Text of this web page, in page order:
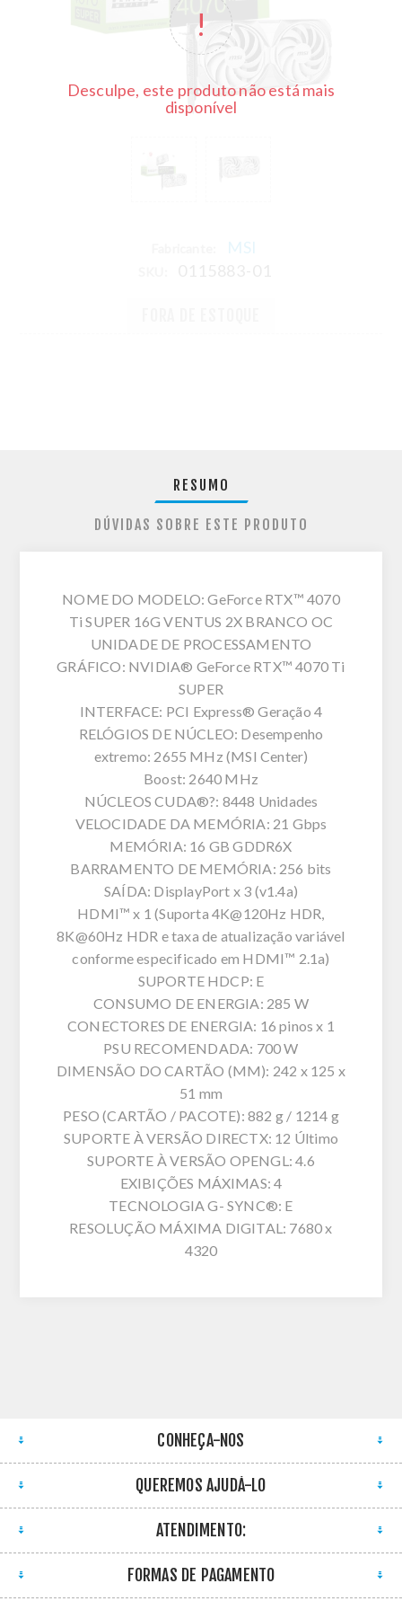
Desculpe, este produto não está mais
disponível
MSI
RESUMO
DÚVIDAS SOBRE ESTE PRODUTO
NOME DO MODELO: GeForce RTX™ 4070
Ti SUPER 16G VENTUS 2X BRANCO OC
UNIDADE DE PROCESSAMENTO
GRÁFICO: NVIDIA® GeForce RTX™ 4070 Ti
SUPER
INTERFACE: PCI Express® Geração 4
RELÓGIOS DE NÚCLEO: Desempenho
extremo: 2655 MHz (MSI Center)
Boost: 2640 MHz
NÚCLEOS CUDA®?: 8448 Unidades
VELOCIDADE DA MEMÓRIA: 21 Gbps
MEMÓRIA: 16 GB GDDR6X
BARRAMENTO DE MEMÓRIA: 256 bits
SAÍDA: DisplayPort x 3 (v1.4a)
HDMI™ x 1 (Suporta 4K@120Hz HDR,
8K@60Hz HDR e taxa de atualização variável
conforme especificado em HDMI™ 2.1a)
SUPORTE HDCP: E
CONSUMO DE ENERGIA: 285 W
CONECTORES DE ENERGIA: 16 pinos x 1
PSU RECOMENDADA: 700 W
DIMENSÃO DO CARTÃO (MM): 242 x 125 x
51 mm
PESO (CARTÃO / PACOTE): 882 g / 1214 g
SUPORTE À VERSÃO DIRECTX: 12 Último
SUPORTE À VERSÃO OPENGL: 4.6
EXIBIÇÕES MÁXIMAS: 4
TECNOLOGIA G- SYNC®: E
RESOLUÇÃO MÁXIMA DIGITAL: 7680 x
4320
CONHEÇA-NOS
QUEREMOS AJUDÁ-LO
ATENDIMENTO:
FORMAS DE PAGAMENTO